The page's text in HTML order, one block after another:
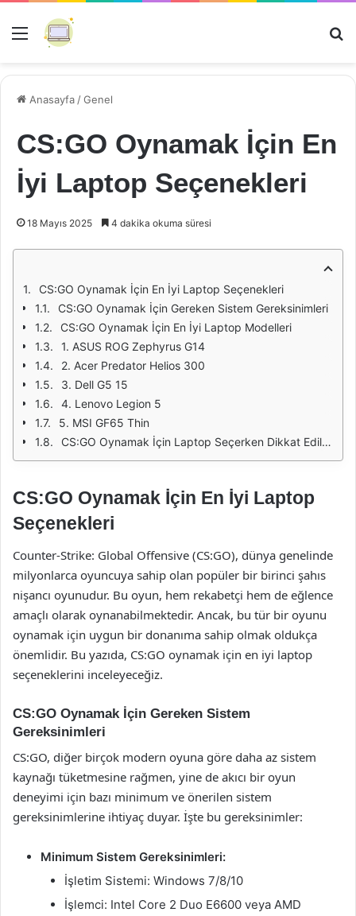
Menü
Anasayfa /Genel
CS:GO Oynamak İçin En
İyi Laptop Seçenekleri
18 Mayıs 2025 4 dakika okuma süresi
CS:GO Oynamak İçin En İyi Laptop Seçenekleri
CS:GO Oynamak İçin Gereken Sistem Gereksinimleri
CS:GO Oynamak İçin En İyi Laptop Modelleri
1. ASUS ROG Zephyrus G14
2. Acer Predator Helios 300
3. Dell G5 15
4. Lenovo Legion 5
5. MSI GF65 Thin
CS:GO Oynamak İçin Laptop Seçerken Dikkat Edilmesi Gerekenler
CS:GO Oynamak İçin En İyi Laptop
Seçenekleri
Counter-Strike: Global Offensive (CS:GO), dünya genelinde
milyonlarca oyuncuya sahip olan popüler bir birinci şahıs
nişancı oyunudur. Bu oyun, hem rekabetçi hem de eğlence
amaçlı olarak oynanabilmektedir. Ancak, bu tür bir oyunu
oynamak için uygun bir donanıma sahip olmak oldukça
önemlidir. Bu yazıda, CS:GO oynamak için en iyi laptop
seçeneklerini inceleyeceğiz.
CS:GO Oynamak İçin Gereken Sistem
Gereksinimleri
CS:GO, diğer birçok modern oyuna göre daha az sistem
kaynağı tüketmesine rağmen, yine de akıcı bir oyun
deneyimi için bazı minimum ve önerilen sistem
gereksinimlerine ihtiyaç duyar. İşte bu gereksinimler:
Minimum Sistem Gereksinimleri:
İşletim Sistemi: Windows 7/8/10
İşlemci: Intel Core 2 Duo E6600 veya AMD